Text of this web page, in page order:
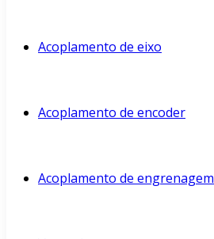
Acoplamento de eixo
Acoplamento de encoder
Acoplamento de engrenagem